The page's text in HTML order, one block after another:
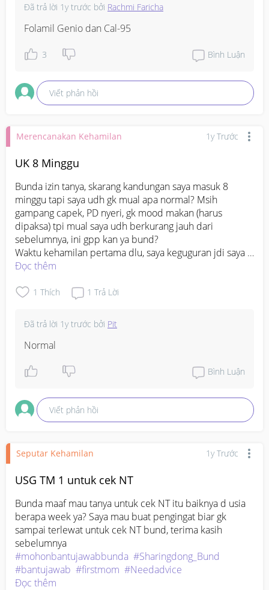
Đã trả lời 1y trước bởi Rachmi Faricha
Folamil Genio dan Cal-95
3 Bình Luận
Viết phản hồi
Merencanakan Kehamilan 1y Trước
UK 8 Minggu
Bunda izin tanya, skarang kandungan saya masuk 8
minggu tapi saya udh gk mual apa normal? Msih
gampang capek, PD nyeri, gk mood makan (harus
dipaksa) tpi mual saya udh berkurang jauh dari
sebelumnya, ini gpp kan ya bund?
Waktu kehamilan pertama dlu, saya keguguran jdi saya
#bantujawab
#firstmom
Đọc thêm
1 Thích 1 Trả Lời
Đã trả lời 1y trước bởi Pit
Normal
Bình Luận
Viết phản hồi
Seputar Kehamilan 1y Trước
USG TM 1 untuk cek NT
Bunda maaf mau tanya untuk cek NT itu baiknya d usia
berapa week ya? Saya mau buat pengingat biar gk
sampai terlewat untuk cek NT bund, terima kasih
#mohonbantujawabbunda #Sharingdong_Bund
#bantujawab #firstmom #Needadvice
Đọc thêm